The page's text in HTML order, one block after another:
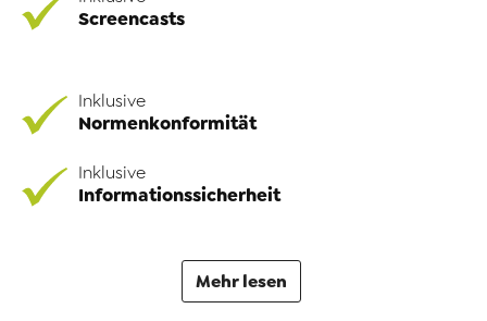
Screencasts
Inklusive
Normenkonformität
Inklusive
Informationssicherheit
Mehr lesen